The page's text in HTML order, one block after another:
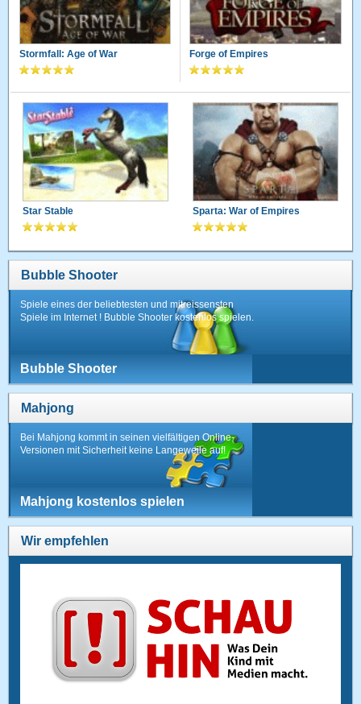
Stormfall: Age of War Forge of Empires
Star Stable Sparta: War of Empires
Bubble Shooter
Spiele eines der beliebtesten und mitreissensten
Spiele im Internet ! Bubble Shooter kostenlos spielen.
Bubble Shooter
Mahjong
Bei Mahjong kommt in seinen vielfältigen Online-
Versionen mit Sicherheit keine Langeweile auf!
Mahjong kostenlos spielen
Wir empfehlen